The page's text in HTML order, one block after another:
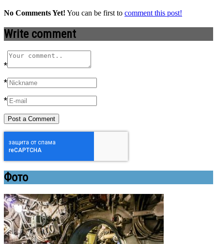
No Comments Yet! You can be first to comment this post!
Write comment
*
*
*
Фото